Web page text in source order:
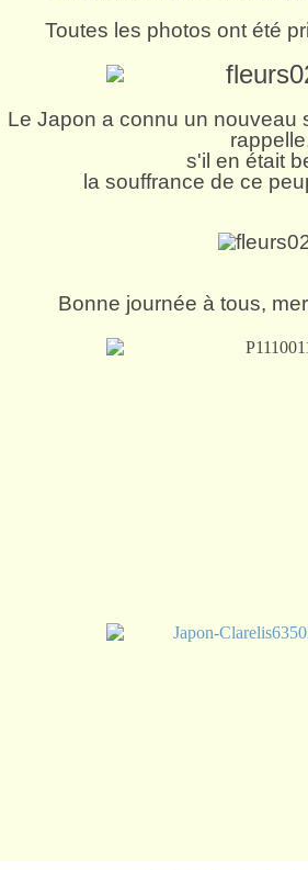
Toutes les photos ont été
Le Japon a connu un nouveau
s'il en était
la souffrance de ce
Bonne journée à tous,